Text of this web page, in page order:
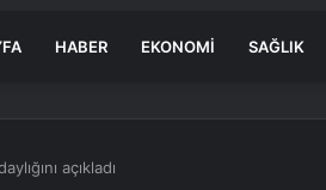
HABER EKONOMI SAĞLIK
açıkladı